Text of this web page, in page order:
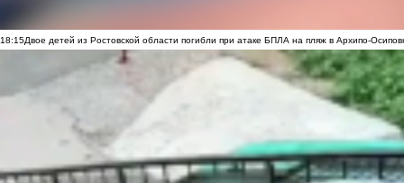
18:15Двое детей из Ростовской области погибли при атаке БПЛА на пляж в Архипо-